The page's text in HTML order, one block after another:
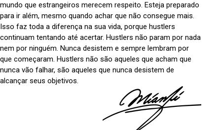
mundo que estrangeiros merecem respeito. Esteja preparado
para ir além, mesmo quando achar que não consegue mais.
Isso faz toda a diferença na sua vida, porque hustlers
continuam tentando até acertar. Hustlers não param por nada
nem por ninguém. Nunca desistem e sempre lembram por
que começaram. Hustlers não são aqueles que acham que
nunca vão falhar, são aqueles que nunca desistem de
alcançar seus objetivos.